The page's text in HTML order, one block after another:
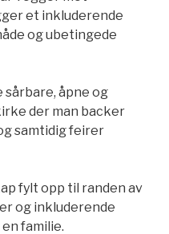
et inkluderende
og ubetingede
åpne og
der man backer
samtidig feirer
fylt opp til randen av
og inkluderende
familie.